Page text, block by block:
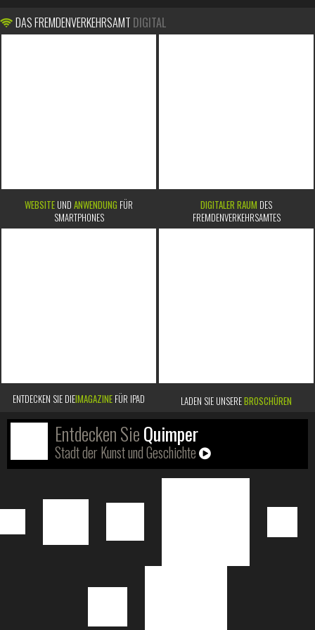
DAS FREMDENVERKEHRSAMT DIGITAL
WEBSITE UND ANWENDUNG FÜR
SMARTPHONES
DIGITALER RAUM DES
FREMDENVERKEHRSAMTES
ENTDECKEN SIE DIEIMAGAZINE FÜR IPAD LADEN SIE UNSEREBROSCHÜREN
Entdecken SieQuimper
Stadt der Kunst und Geschichte